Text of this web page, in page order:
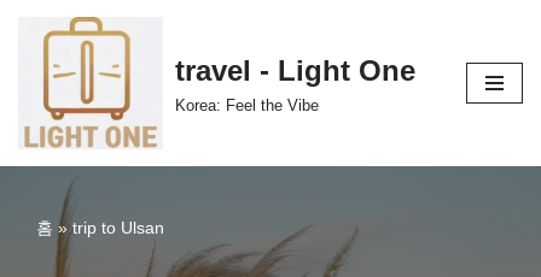
츠
로
travel - Light One
Korea: Feel the Vibe
홈 »trip to Ulsan